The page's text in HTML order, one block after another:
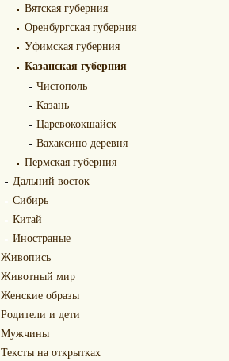
Вятская губерния
Оренбургская губерния
Уфимская губерния
Казанская губерния
Чистополь
Казань
Царевококшайск
Вахаксино деревня
Пермская губерния
Дальний восток
Сибирь
Китай
Иностраные
Живопись
Животный мир
Женские образы
Родители и дети
Мужчины
Тексты на открытках